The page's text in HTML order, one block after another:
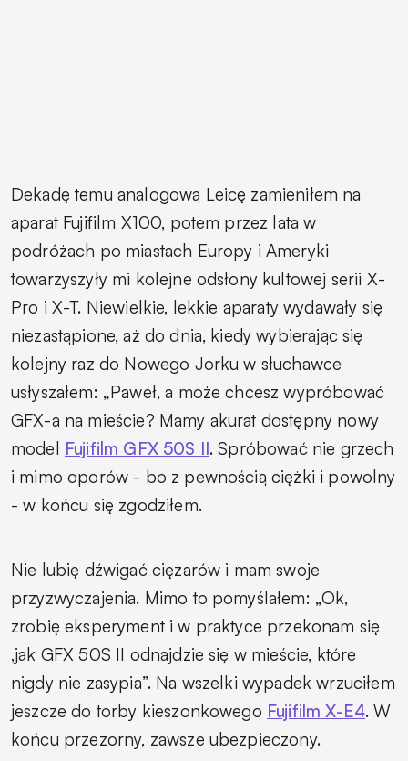
Dekadę temu analogową Leicę zamieniłem na
aparat Fujifilm X100, potem przez lata w
podróżach po miastach Europy i Ameryki
towarzyszyły mi kolejne odsłony kultowej serii X-
Pro i X-T. Niewielkie, lekkie aparaty wydawały się
niezastąpione, aż do dnia, kiedy wybierając się
kolejny raz do Nowego Jorku w słuchawce
usłyszałem: „Paweł, a może chcesz wypróbować
GFX-a na mieście? Mamy akurat dostępny nowy
model Fujifilm GFX 50S II. Spróbować nie grzech
i mimo oporów - bo z pewnością ciężki i powolny
- w końcu się zgodziłem.
Nie lubię dźwigać ciężarów i mam swoje
przyzwyczajenia. Mimo to pomyślałem: „Ok,
zrobię eksperyment i w praktyce przekonam się
,jak GFX 50S II odnajdzie się w mieście, które
nigdy nie zasypia”. Na wszelki wypadek wrzuciłem
jeszcze do torby kieszonkowego Fujifilm X-E4. W
końcu przezorny, zawsze ubezpieczony.